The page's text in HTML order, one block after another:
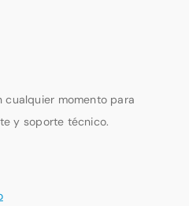
cualquier momento para
y soporte técnico.